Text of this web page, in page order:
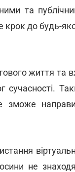
та
крок до будь-
життя та
сучасності.
зможе
не